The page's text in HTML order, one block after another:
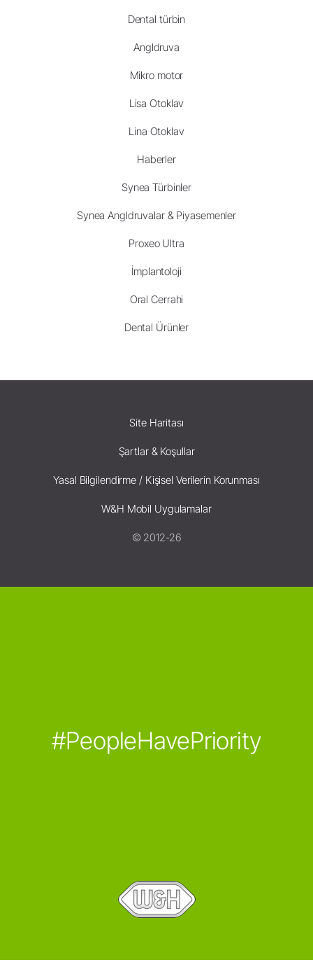
Dental türbin
Angldruva
Mikro motor
Lisa Otoklav
Lina Otoklav
Haberler
Synea Türbinler
Synea Angldruvalar & Piyasemenler
Proxeo Ultra
İmplantoloji
Oral Cerrahi
Dental Ürünler
Site Haritası
Şartlar & Koşullar
Yasal Bilgilendirme / Kişisel Verilerin Korunması
W&H Mobil Uygulamalar
© 2012-26
#PeopleHavePriority